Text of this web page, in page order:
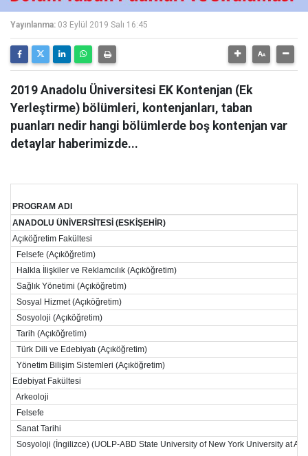
Yayınlanma: 03 Eylül 2019 Salı 16:45
2019 Anadolu Üniversitesi EK Kontenjan (Ek
Yerleştirme) bölümleri, kontenjanları, taban
puanları nedir hangi bölümlerde boş kontenjan var
detaylar haberimizde...
PROGRAM ADI
ANADOLU ÜNİVERSİTESİ (ESKİŞEHİR)
Açıköğretim Fakültesi
Felsefe (Açıköğretim)
Halkla İlişkiler ve Reklamcılık (Açıköğretim)
Sağlık Yönetimi (Açıköğretim)
Sosyal Hizmet (Açıköğretim)
Sosyoloji (Açıköğretim)
Tarih (Açıköğretim)
Türk Dili ve Edebiyatı (Açıköğretim)
Yönetim Bilişim Sistemleri (Açıköğretim)
Edebiyat Fakültesi
Arkeoloji
Felsefe
Sanat Tarihi
Sosyoloji (İngilizce) (UOLP-ABD State University of New York University at